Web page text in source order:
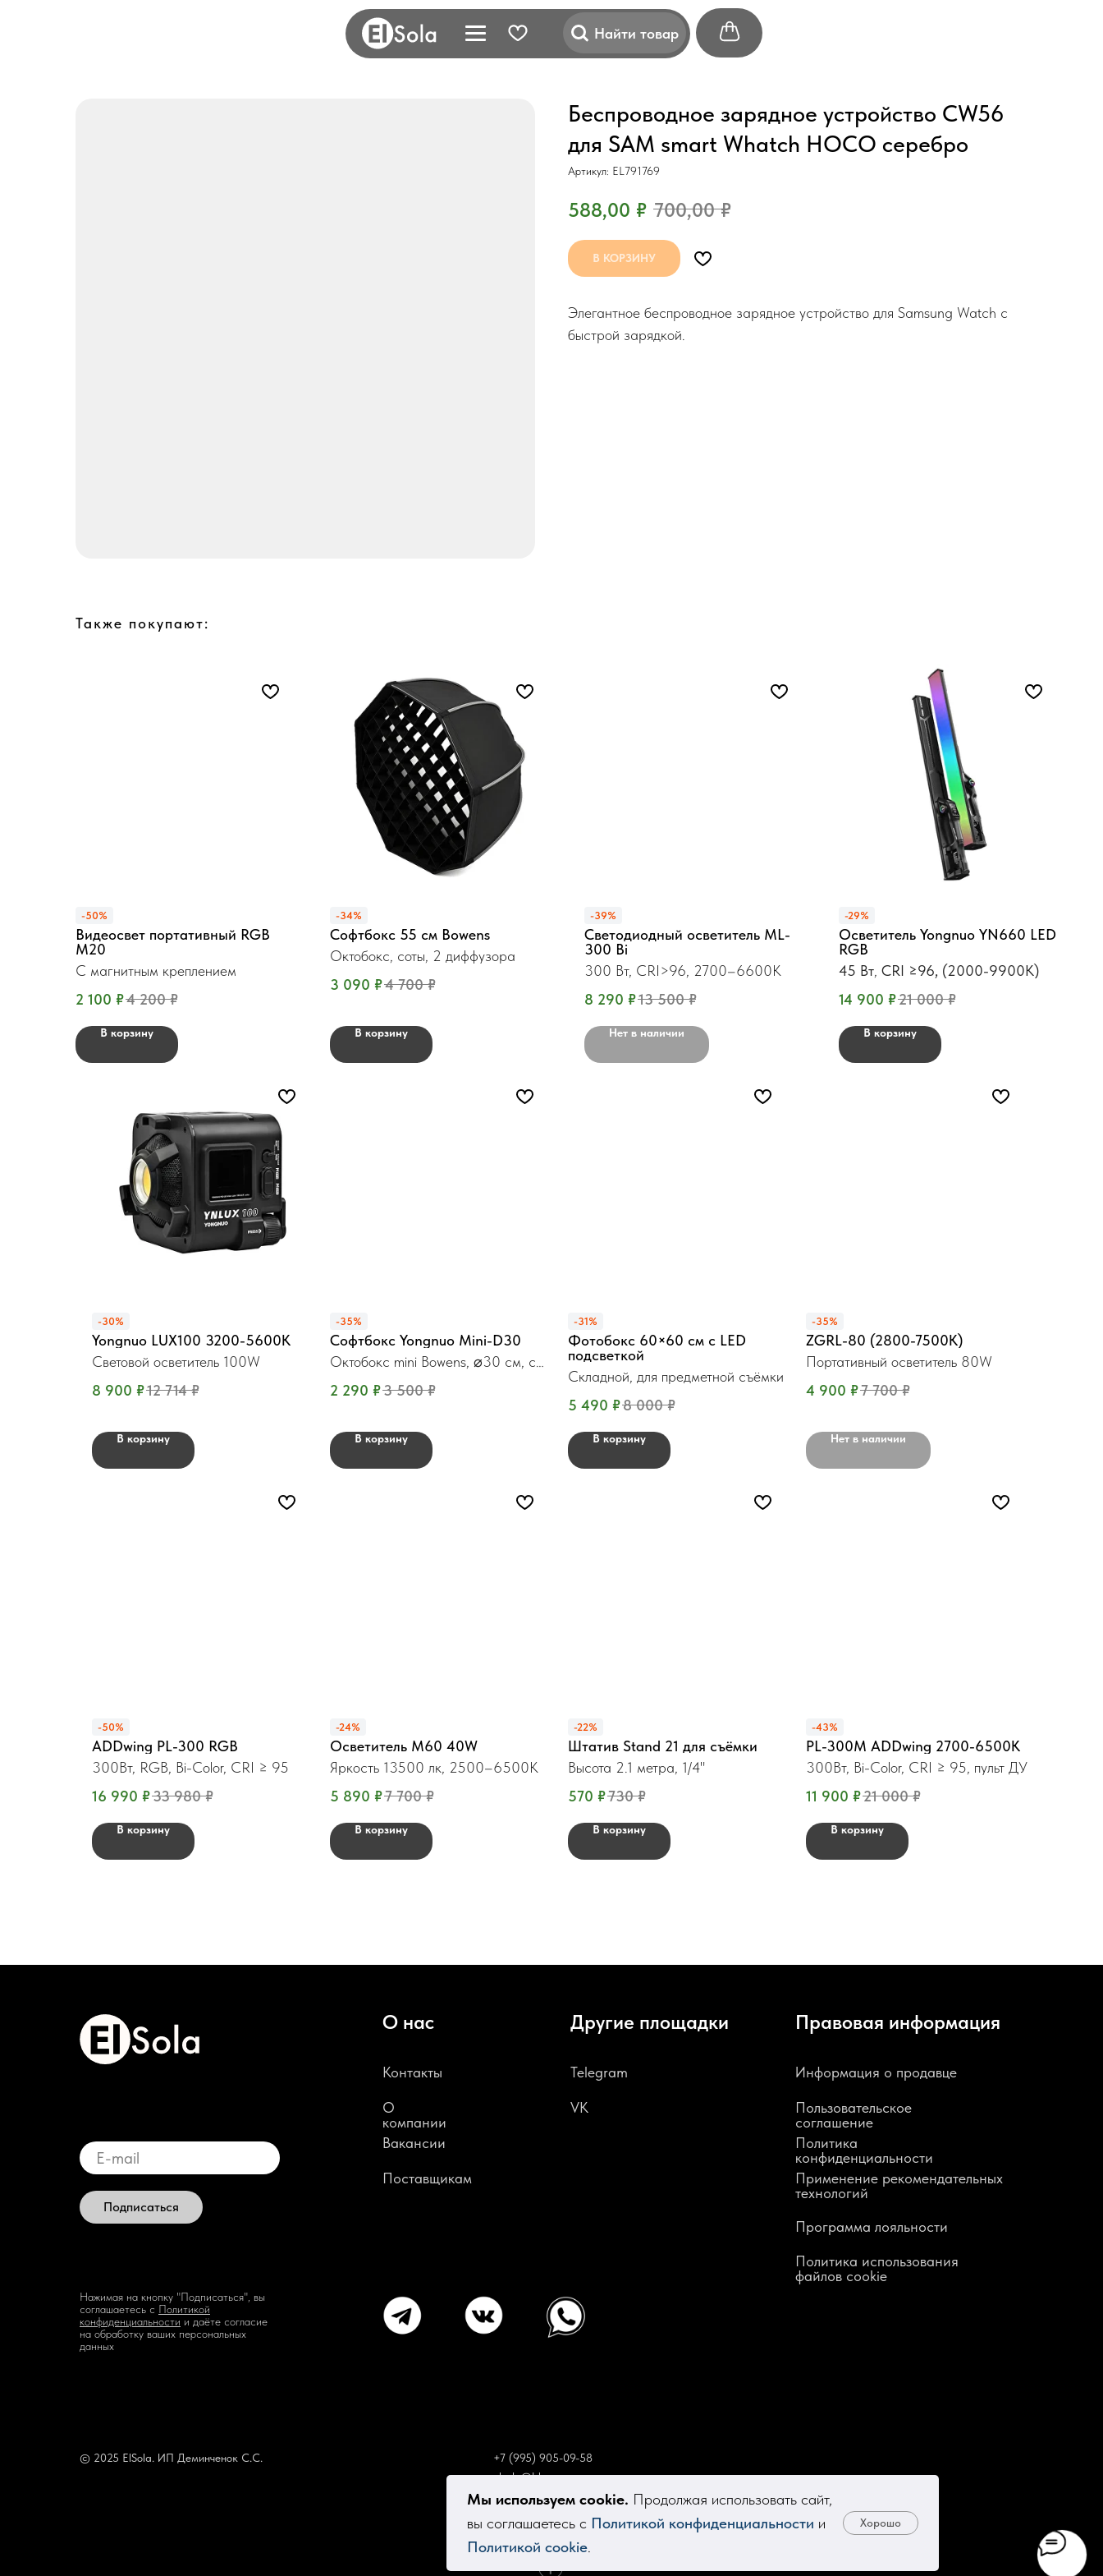
Найти товар
Беспроводное зарядное устройство CW56
для SAM smart Whatch HOCO серебро
Артикул: EL791769
588,00 ₽ 700,00 ₽
В КОРЗИНУ
Элегантное беспроводное зарядное устройство для Samsung Watch с
быстрой зарядкой.
Также покупают:
-50%
Видеосвет портативный RGB
M20
С магнитным креплением
2 100 ₽4 200 ₽
В корзину
-34%
Софтбокс 55 см Bowens
Октобокс, соты, 2 диффузора
3 090 ₽4 700 ₽
В корзину
-39%
Светодиодный осветитель ML-
300 Bi
300 Вт, CRI>96, 2700–6600K
8 290 ₽13 500 ₽
Нет в наличии
-29%
Осветитель Yongnuo YN660 LED
RGB
45 Вт CRI ≥96, (2000-9900K)
14 900 ₽21 000 ₽
В корзину
-30%
Yongnuo LUX100 3200-5600K
Световой осветитель 100W
8 900 ₽12 714 ₽
В корзину
-35%
Софтбокс Yongnuo Mini-D30
Октобокс mini Bowens, ⌀30 см, с
2 290 ₽3 500 ₽
В корзину
-31%
Фотобокс 60×60 см с LED
подсветкой
Складной, для предметной съёмки
5 490 ₽8 000 ₽
В корзину
-35%
ZGRL-80 (2800-7500K)
Портативный осветитель 80W
4 900 ₽7 700 ₽
Нет в наличии
-50%
ADDwing PL-300 RGB
300Вт, RGB, Bi-Color, CRI ≥ 95
16 990 ₽33 980 ₽
В корзину
-24%
Осветитель М60 40W
Яркость 13500 лк, 2500–6500K
5 890 ₽7 700 ₽
В корзину
-22%
Штатив Stand 21 для съёмки
Высота 2.1 метра, 1/4"
570 ₽730 ₽
В корзину
-43%
PL-300М ADDwing 2700-6500K
300Вт, Bi-Color, CRI ≥ 95, пульт ДУ
11 900 ₽21 000 ₽
В корзину
Мы используем cookie. Продолжая использовать сайт,
вы соглашаетесь с Политикой конфиденциальности и
Политикой cookie.
Хорошо
Подписаться
Нажимая на кнопку "Подписаться", вы
соглашаетесь с Политикой
конфиденциальности и даёте согласие
на обработку ваших персональных
данных
Пользовательское
соглашение
Политика
конфиденциальности
Программа лояльности
Политика использования
файлов cookie
elsola@bk.ru
Применение рекомендательных
технологий
Информация о продавце
Контакты
© 2025 ElSola. ИП Деминченок С.С.
Поставщикам
Вакансии
О
компании
Telegram
VK
Правовая информация
О нас Другие площадки
+7 (995) 905-09-58